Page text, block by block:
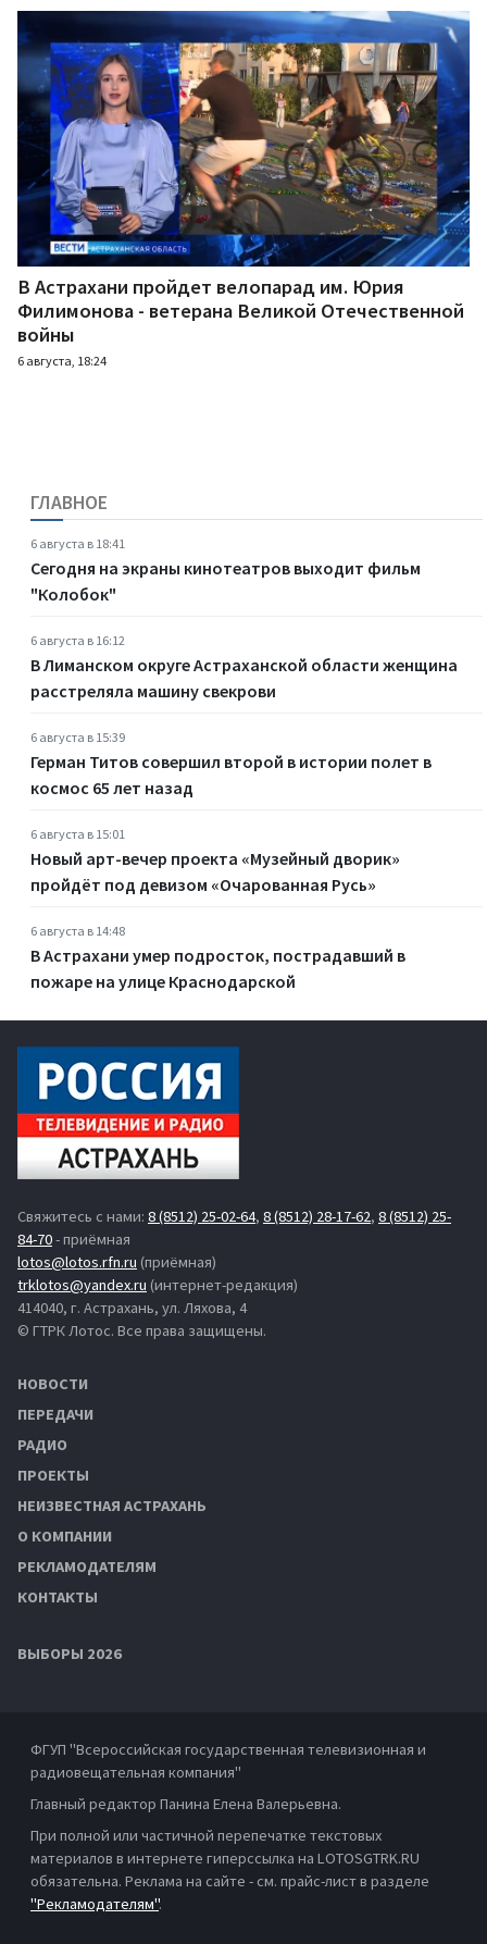
В Астрахани пройдет велопарад им. Юрия
Филимонова - ветерана Великой Отечественной
войны
6 августа, 18:24
ГЛАВНОЕ
6 августа в 18:41
Сегодня на экраны кинотеатров выходит фильм
"Колобок"
6 августа в 16:12
В Лиманском округе Астраханской области женщина
расстреляла машину свекрови
6 августа в 15:39
Герман Титов совершил второй в истории полет в
космос 65 лет назад
6 августа в 15:01
Новый арт-вечер проекта «Музейный дворик»
пройдёт под девизом «Очарованная Русь»
6 августа в 14:48
В Астрахани умер подросток, пострадавший в
пожаре на улице Краснодарской
Свяжитесь с нами: 8 (8512) 25-02-64, 8 (8512) 28-17-62, 8 (8512) 25-
84-70- приёмная
lotos@lotos.rfn.ru (приёмная)
trklotos@yandex.ru (интернет-редакция)
414040, г. Астрахань, ул. Ляхова, 4
© ГТРК Лотос. Все права защищены.
НОВОСТИ
ПЕРЕДАЧИ
РАДИО
ПРОЕКТЫ
НЕИЗВЕСТНАЯ АСТРАХАНЬ
О КОМПАНИИ
РЕКЛАМОДАТЕЛЯМ
КОНТАКТЫ
ВЫБОРЫ 2026
ФГУП "Всероссийская государственная телевизионная и
радиовещательная компания"
Главный редактор Панина Елена Валерьевна.
При полной или частичной перепечатке текстовых
материалов в интернете гиперссылка на LOTOSGTRK.RU
обязательна. Реклама на сайте - см. прайс-лист в разделе
"Рекламодателям".